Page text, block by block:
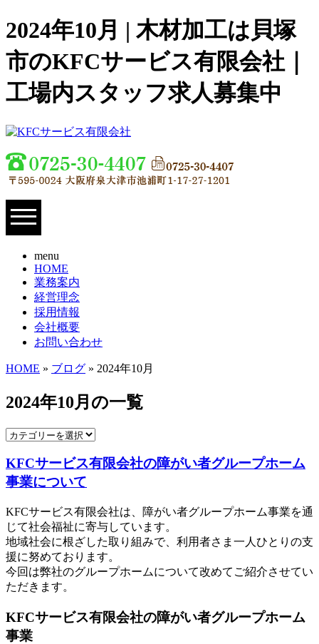
2024年10月 | 木材加工は貝塚
市のKFCサービス有限会社｜
工場内スタッフ求人募集中
menu
HOME
業務案内
経営理念
採用情報
会社概要
お問い合わせ
HOME » ブログ » 2024年10月
2024年10月の一覧
KFCサービス有限会社の障がい者グループホーム
事業について
KFCサービス有限会社は、障がい者グループホーム事業を通
じて社会福祉に寄与しています。
地域社会に根ざした取り組みで、利用者さま一人ひとりの支
援に努めております。
今回は弊社のグループホームについて改めてご紹介させてい
ただきます。
KFCサービス有限会社の障がい者グループホーム
事業